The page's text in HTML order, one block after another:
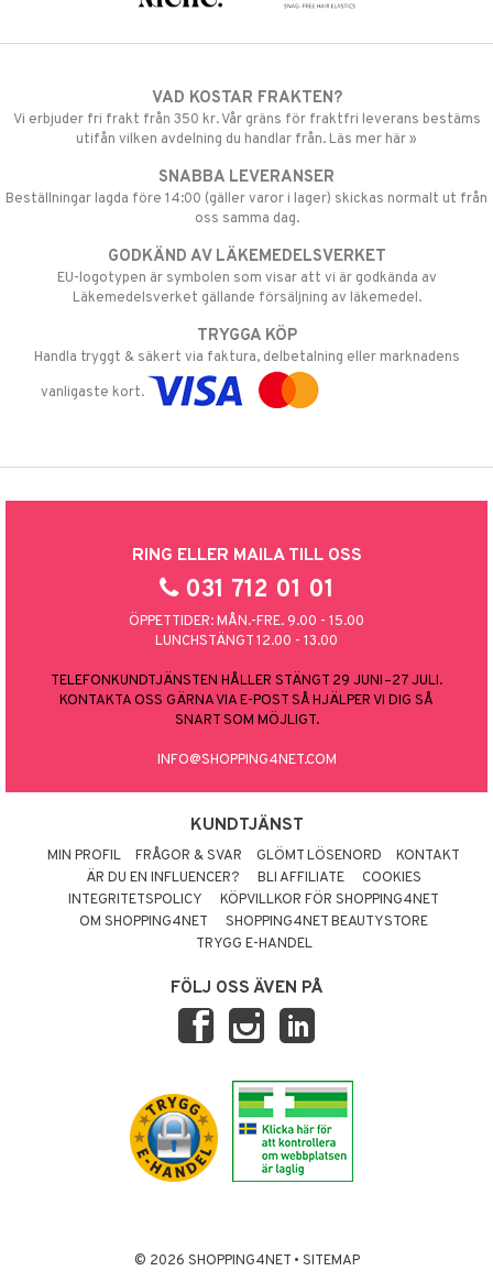
VAD KOSTAR FRAKTEN?
Vi erbjuder fri frakt från 350 kr. Vår gräns för fraktfri leverans bestäms
utifån vilken avdelning du handlar från. Läs mer här »
SNABBA LEVERANSER
Beställningar lagda före 14:00 (gäller varor i lager) skickas normalt ut från
oss samma dag.
GODKÄND AV LÄKEMEDELSVERKET
EU-logotypen är symbolen som visar att vi är godkända av
Läkemedelsverket gällande försäljning av läkemedel.
TRYGGA KÖP
Handla tryggt & säkert via faktura, delbetalning eller marknadens
vanligaste kort.
RING ELLER MAILA TILL OSS
031 712 01 01
ÖPPETTIDER: MÅN.-FRE. 9.00 - 15.00
LUNCHSTÄNGT 12.00 - 13.00
TELEFONKUNDTJÄNSTEN HÅLLER STÄNGT 29 JUNI–27 JULI.
KONTAKTA OSS GÄRNA VIA E-POST SÅ HJÄLPER VI DIG SÅ
SNART SOM MÖJLIGT.
INFO@SHOPPING4NET.COM
KUNDTJÄNST
MIN PROFIL FRÅGOR & SVAR GLÖMT LÖSENORD
KONTAKT
ÄR DU EN INFLUENCER?
BLI AFFILIATE
COOKIES
INTEGRITETSPOLICY
KÖPVILLKOR FÖR SHOPPING4NET
OM SHOPPING4NET
SHOPPING4NET BEAUTYSTORE
TRYGG E-HANDEL
FÖLJ OSS ÄVEN PÅ
© 2026 SHOPPING4NET • SITEMAP